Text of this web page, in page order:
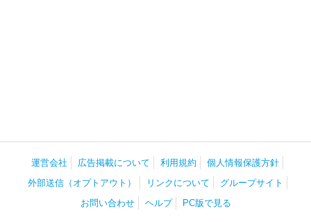
運営会社 広告掲載について 利用規約
個人情報保護方針
外部送信（オプトアウト）
リンクについて
グループサイト
お問い合わせ
ヘルプ PC版で見る